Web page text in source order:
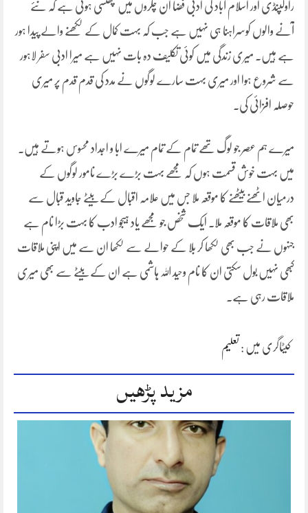
راولپنڈی اور اسلام آباد کی ادبی فضا ان چکروں میں پھنسی ہوئی ہے کہ نئے
آنے والوں کوسراہنا ہی نہیں ہے جب کہ بہت کمال کے لکھنے والے پیدا ہور
ہے ہیں۔ میری زندگی میں کوئی تکلیف دہ بات نہیں ہے میرا ادبی سفر لاہور
سے شروع ہوا اور میری بہت سارے لوگوں نے مدد کی قدم قدم پر میری
حوصلہ افزائی کی۔
میرے ہم عصر جو لوگ تھے تمام کے تمام میرے ابا و اجداد محسوس ہوتے ہیں۔
میں بہت خوش قسمت ہوں کہ مجھے بہت بڑے بڑے نامور لوگوں کے
درمیان اٹھنے بیٹھنے کا موقعہ ملا جس میں علامہ اقبال کے بیٹے جاوید قبال سے
بھی ملاقات کا موقعہ ملا۔ ایک شخص جو مجھے یاد ہیجو ادب کا بہت بڑا نام ہے
جنہوں نے جب بھی لکھا کر بلا کے حوالے سے لکھا ان سے میں اپنی ملاقات
کبھی نہیں بول سکتی ان کا نام وحید اللہ ہاشمی ہے ان کے بیٹے سے بھی میری
ملاقات رہی ہے۔
کیٹاگری میں : تعلیم
مزید پڑھیں